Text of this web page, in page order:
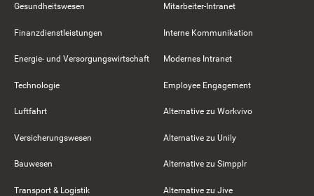
Gesundheitswesen
Finanzdienstleistungen
Energie- und Versorgungswirtschaft
Technologie
Luftfahrt
Versicherungswesen
Bauwesen
Transport & Logistik
Mitarbeiter-Intranet
Interne Kommunikation
Modernes Intranet
Employee Engagement
Alternative zu Workvivo
Alternative zu Unily
Alternative zu Simpplr
Alternative zu Jive